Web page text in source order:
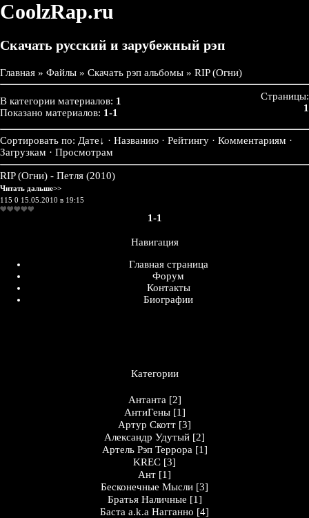
CoolzRap.ru
Скачать русский и зарубежный рэп
Главная » Файлы » Скачать рэп альбомы » RIP (Огни)
В категории материалов: 1
Показано материалов: 1-1
Страницы:
1
Сортировать по: Дате↓ · Названию · Рейтингу · Комментариям ·
Загрузкам · Просмотрам
RIP (Огни) - Петля (2010)
Читать дальше>>
115 0 15.05.2010 в 19:15
1-1
Навигация
Главная страница
Форум
Контакты
Биографии
Категории
Антанта [2]
АнтиГены [1]
Артур Скотт [3]
Александр Удутый [2]
Артель Рэп Террора [1]
KREC [3]
Ант [1]
Бесконечные Мысли [3]
Братья Наличные [1]
Баста a.k.a Нагганно [4]